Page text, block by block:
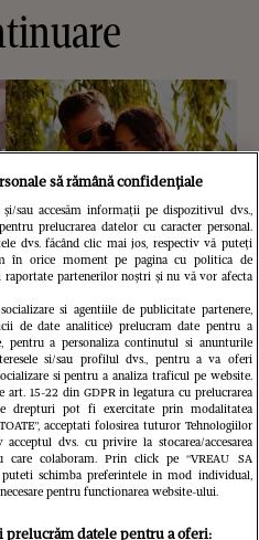
Iustina Loghin și
experiența
căsătorit, au
să rămână confidențiale
sau accesăm informații pe dispozitivul dvs.,
prelucrarea datelor cu caracter personal.
dvs. făcând clic mai jos, respectiv vă puteți
în orice moment pe pagina cu politica de
partenerilor noștri și nu vă vor afecta
si agentiile de publicitate partenere,
de date analitice) prelucram date pentru a
pentru a personaliza continutul si anunturile
si/sau profilul dvs., pentru a va oferi
si pentru a analiza traficul pe website.
15-22 din GDPR in legatura cu prelucrarea
drepturi pot fi exercitate prin modalitatea
acceptati folosirea tuturor Tehnologiilor
dvs. cu privire la stocarea/accesarea
colaboram. Prin click pe “VREAU SA
puteti schimba preferintele in mod individual,
pentru functionarea website-ului.
prelucrăm datele pentru a oferi: